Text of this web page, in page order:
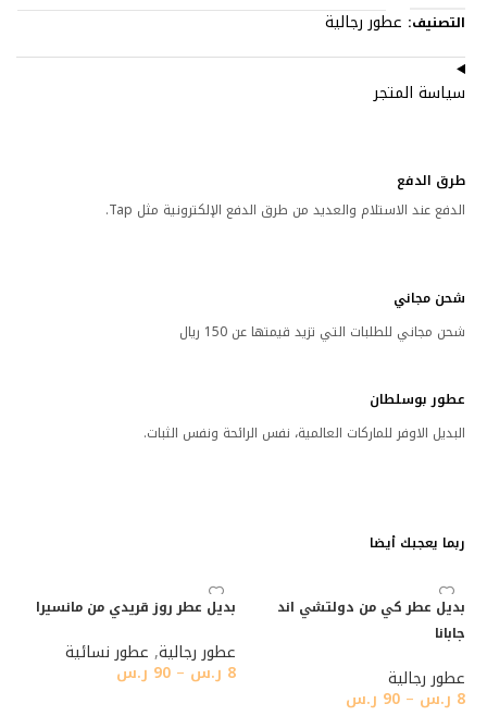
التصنيف: عطور رجالية
سياسة المتجر
طرق الدفع
الدفع عند الاستلام والعديد من طرق الدفع الإلكترونية مثل Tap.
شحن مجاني
شحن مجاني للطلبات التي تزيد قيمتها عن 150 ريال
عطور بوسلطان
البديل الاوفر للماركات العالمية، نفس الرائحة ونفس الثبات.
ربما يعجبك أيضا
بديل عطر كي من دولتشي اند
جابانا
عطور رجالية
8 ر.س –
90 ر.س
بديل عطر روز قريدي من مانسيرا
عطور رجالية, عطور نسائية
8 ر.س –
90 ر.س